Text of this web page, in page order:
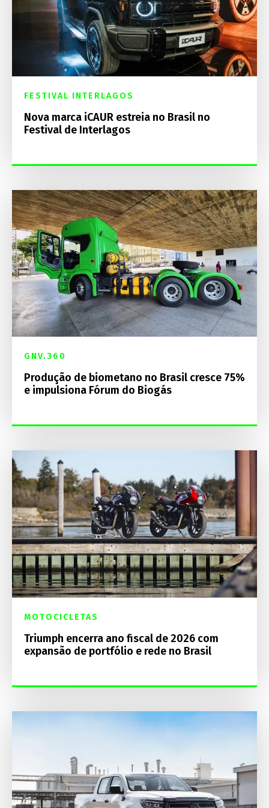
FESTIVAL INTERLAGOS
Nova marca iCAUR estreia no Brasil no
Festival de Interlagos
GNV.360
Produção de biometano no Brasil cresce 75%
e impulsiona Fórum do Biogás
MOTOCICLETAS
Triumph encerra ano fiscal de 2026 com
expansão de portfólio e rede no Brasil